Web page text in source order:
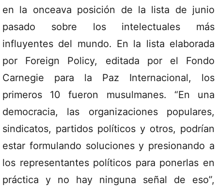
en la onceava posición de la lista de junio
pasado sobre los intelectuales más
influyentes del mundo. En la lista elaborada
por Foreign Policy, editada por el Fondo
Carnegie para la Paz Internacional, los
primeros 10 fueron musulmanes. “En una
democracia, las organizaciones populares,
sindicatos, partidos políticos y otros, podrían
estar formulando soluciones y presionando a
los representantes políticos para ponerlas en
práctica y no hay ninguna señal de eso”,